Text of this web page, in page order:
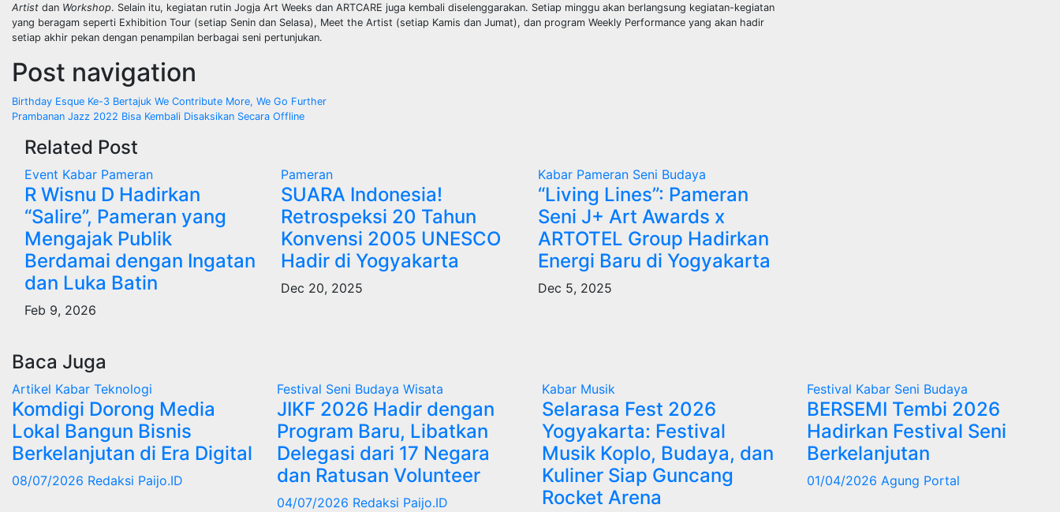
Artist dan Workshop. Selain itu, kegiatan rutin Jogja Art Weeks dan ARTCARE juga kembali diselenggarakan. Setiap minggu akan berlangsung kegiatan-kegiatan
yang beragam seperti Exhibition Tour (setiap Senin dan Selasa), Meet the Artist (setiap Kamis dan Jumat), dan program Weekly Performance yang akan hadir
setiap akhir pekan dengan penampilan berbagai seni pertunjukan.
Post navigation
Birthday Esque Ke-3 Bertajuk We Contribute More, We Go Further
Prambanan Jazz 2022 Bisa Kembali Disaksikan Secara Offline
Related Post
Event Kabar Pameran
R Wisnu D Hadirkan
“Salire”, Pameran yang
Mengajak Publik
Berdamai dengan Ingatan
dan Luka Batin
Feb 9, 2026
Pameran
SUARA Indonesia!
Retrospeksi 20 Tahun
Konvensi 2005 UNESCO
Hadir di Yogyakarta
Dec 20, 2025
Kabar Pameran Seni Budaya
“Living Lines”: Pameran
Seni J+ Art Awards x
ARTOTEL Group Hadirkan
Energi Baru di Yogyakarta
Dec 5, 2025
Baca Juga
Artikel Kabar Teknologi
Komdigi Dorong Media
Lokal Bangun Bisnis
Berkelanjutan di Era Digital
08/07/2026 Redaksi Paijo.ID
Festival Seni Budaya Wisata
JIKF 2026 Hadir dengan
Program Baru, Libatkan
Delegasi dari 17 Negara
dan Ratusan Volunteer
04/07/2026 Redaksi Paijo.ID
Kabar Musik
Selarasa Fest 2026
Yogyakarta: Festival
Musik Koplo, Budaya, dan
Kuliner Siap Guncang
Rocket Arena
Festival Kabar Seni Budaya
BERSEMI Tembi 2026
Hadirkan Festival Seni
Berkelanjutan
01/04/2026 Agung Portal